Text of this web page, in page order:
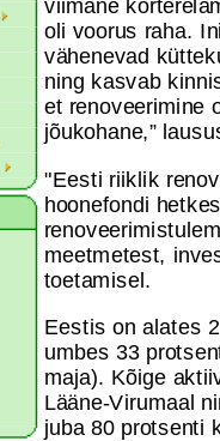
viimane
oli voorus raha.
vähenevad
ning kasvab
et renoveerimine
jõukohane,”
"Eesti riiklik
hoonefondi
meetmetest,
toetamisel.
Eestis on alates
umbes 33
maja). Kõige
Lääne-Virumaal
juba 80 protsenti